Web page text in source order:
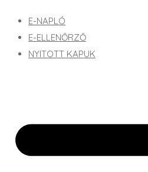
E-NAPLÓ
E-ELLENŐRZŐ
NYITOTT KAPUK